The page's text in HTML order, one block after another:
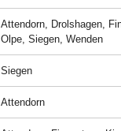
Attendorn, Drolshagen,
Olpe, Siegen, Wenden
Siegen
Attendorn